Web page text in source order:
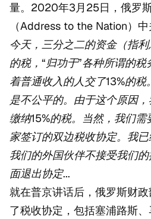
量。2020年3月25日，俄罗
（Address to the Nation）
今天，三分之二的资金（指
的税，“归功于”各种所谓的
着普通收入的人交了13%的
是不公平的。由于这个原因
缴纳15%的税。当然，我们
家签订的双边税收协定。我
我们的外国伙伴不接受我们
面退出协定...
就在普京讲话后，俄罗斯财
了税收协定，包括塞浦路斯